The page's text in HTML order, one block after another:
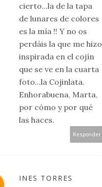
cierto...la de la tapa
de lunares de colores
es la mía !! Y no os
perdáis la que me hizo
inspirada en el cojín
que se ve en la cuarta
foto...la Cojinlata.
Enhorabuena, Marta,
por cómo y por qué
las haces.
Responder
INES TORRES